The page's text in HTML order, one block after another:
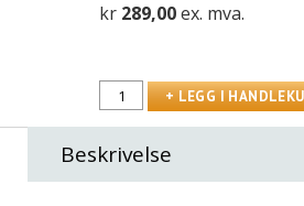
kr 289,00ex. mva.
Beskrivelse